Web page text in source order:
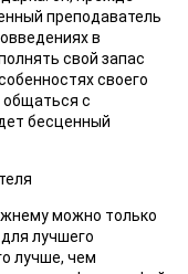
преподаватель
в
свой запас
своего
с
бесценный
можно только
лучшего
лучше, чем